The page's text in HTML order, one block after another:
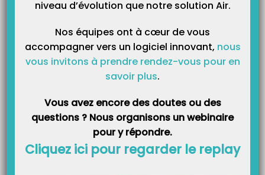
Extrait de la source https://www.ameli.fr/alpes-
maritimes/medecin/exercice-liberal/facturation-
remuneration/teletransmission-retour-noemie/retour-noemie
l’organisme d’Assurance Maladie, le retour NOEMIE vous indique, par le
Traitement Caisse», qu’un traitement ultérieur sera réalisé sur
cette facture. Un second retour NOEMIE précisera alors le résultat de ce
traitement (rejet ou paiement). »
niveau d’évolution que notre solution Air.
Nos équipes ont à cœur de vous
accompagner vers un logiciel innovant, nous
vous invitons à prendre rendez-vous pour en
savoir plus.
Vous avez encore des doutes ou des
questions ? Nous organisons un webinaire
pour y répondre.
Cliquez ici pour regarder le replay